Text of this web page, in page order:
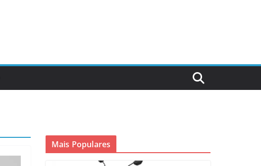
Mais Populares